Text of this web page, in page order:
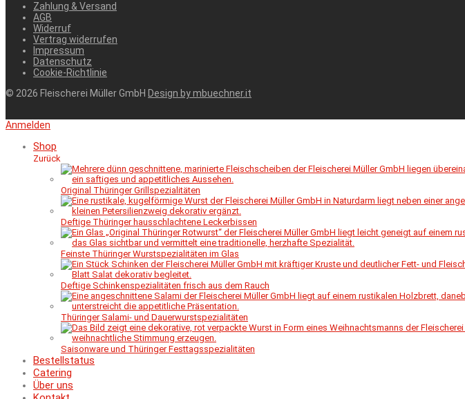
Zahlung & Versand
AGB
Widerruf
Vertrag widerrufen
Impressum
Datenschutz
Cookie-Richtlinie
© 2026 Fleischerei Müller GmbH Design by mbuechner.it
Anmelden
Shop
Zurück
Original Thüringer Grillspezialitäten
Deftige Thüringer hausschlachtene Leckerbissen
Feinste Thüringer Wurstspezialitäten im Glas
Deftige Schinkenspezialitäten frisch aus dem Rauch
Thüringer Salami- und Dauerwurstspezialitäten
Saisonware und Thüringer Festtagsspezialitäten
Bestellstatus
Catering
Über uns